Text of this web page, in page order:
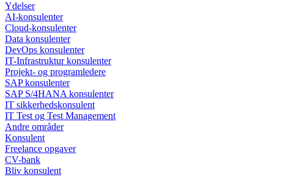
Ydelser
AI-konsulenter
Cloud-konsulenter
Data konsulenter
DevOps konsulenter
IT-Infrastruktur konsulenter
Projekt- og programledere
SAP konsulenter
SAP S/4HANA konsulenter
IT sikkerhedskonsulent
IT Test og Test Management
Andre områder
Konsulent
Freelance opgaver
CV-bank
Bliv konsulent